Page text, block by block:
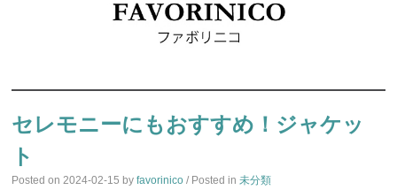
TO
セレモニーにもおすすめ！ジャケッ
ト
Posted on2024-02-15 byfavorinico / Posted in未分類